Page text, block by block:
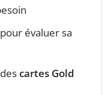
évaluer sa
cartes Gold